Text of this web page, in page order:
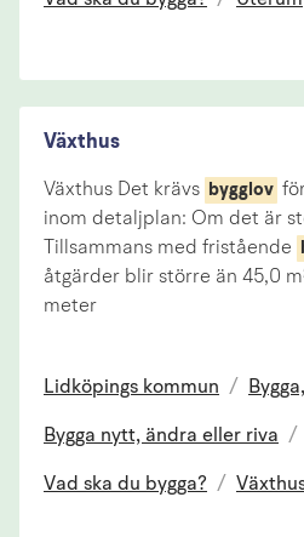
Växthus
Växthus Det krävs bygglov
inom detaljplan: Om det är
Tillsammans med fristående
åtgärder blir större än 45,0
meter
Lidköpings kommun /
Bygga nytt, ändra eller riva /
Vad ska du bygga? /